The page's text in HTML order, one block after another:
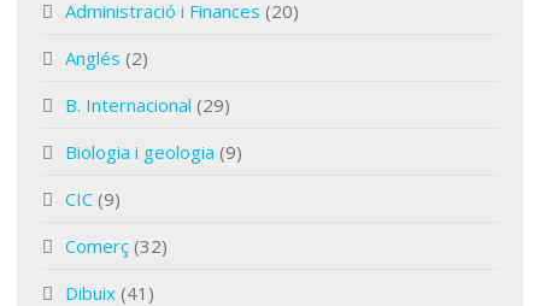
Administració i Finances (20)
Anglés (2)
B. Internacional (29)
Biologia i geologia (9)
CIC (9)
Comerç (32)
Dibuix (41)